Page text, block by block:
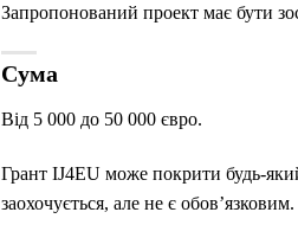
Запропонований проект має бути
Сума
Від 5 000 до 50 000 євро.
Грант IJ4EU може покрити будь-
заохочується, але не є